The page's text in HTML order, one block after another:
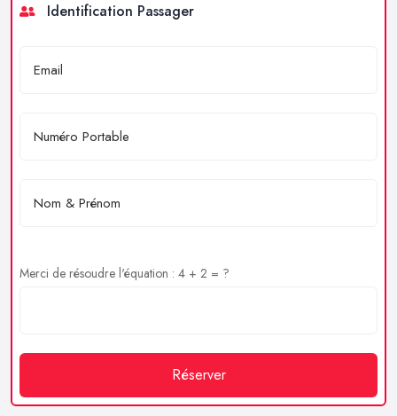
Identification Passager
Merci de résoudre l'équation : 4 + 2 = ?
Réserver